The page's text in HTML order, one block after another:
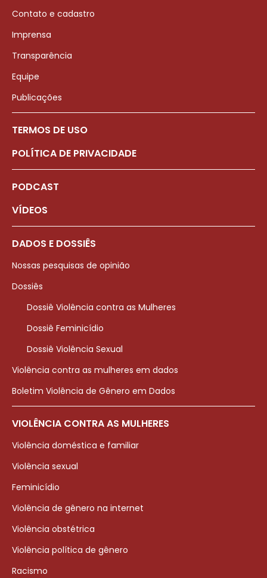
Contato e cadastro
Imprensa
Transparência
Equipe
Publicações
TERMOS DE USO
POLÍTICA DE PRIVACIDADE
PODCAST
VÍDEOS
DADOS E DOSSIÊS
Nossas pesquisas de opinião
Dossiês
Dossiê Violência contra as Mulheres
Dossiê Feminicídio
Dossiê Violência Sexual
Violência contra as mulheres em dados
Boletim Violência de Gênero em Dados
VIOLÊNCIA CONTRA AS MULHERES
Violência doméstica e familiar
Violência sexual
Feminicídio
Violência de gênero na internet
Violência obstétrica
Violência política de gênero
Racismo